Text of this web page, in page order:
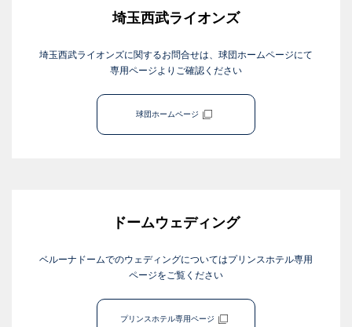
埼玉西武ライオンズ
埼玉西武ライオンズに関するお問合せは、球団ホームページにて
専用ページよりご確認ください
球団ホームページ
ドームウェディング
ベルーナドームでのウェディングについてはプリンスホテル専用
ページをご覧ください
プリンスホテル専用ページ